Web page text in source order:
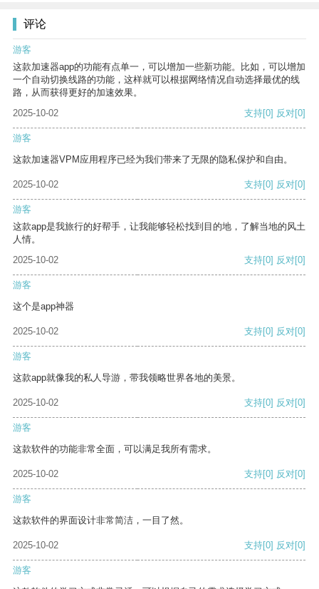
评论
游客
这款加速器app的功能有点单一，可以增加一些新功能。比如，可以增加
一个自动切换线路的功能，这样就可以根据网络情况自动选择最优的线
路，从而获得更好的加速效果。
2025-10-02
支持[0] 反对[0]
游客
这款加速器VPM应用程序已经为我们带来了无限的隐私保护和自由。
2025-10-02 支持[0] 反对[0]
游客
这款app是我旅行的好帮手，让我能够轻松找到目的地，了解当地的风土
人情。
2025-10-02
支持[0] 反对[0]
游客
这个是app神器
2025-10-02 支持[0] 反对[0]
游客
这款app就像我的私人导游，带我领略世界各地的美景。
2025-10-02 支持[0] 反对[0]
游客
这款软件的功能非常全面，可以满足我所有需求。
2025-10-02 支持[0] 反对[0]
游客
这款软件的界面设计非常简洁，一目了然。
2025-10-02 支持[0] 反对[0]
游客